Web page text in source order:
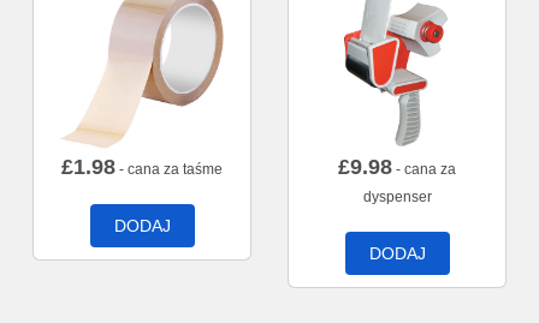
£1.98 - cana za taśme
DODAJ
£9.98 - cana za
dyspenser
DODAJ